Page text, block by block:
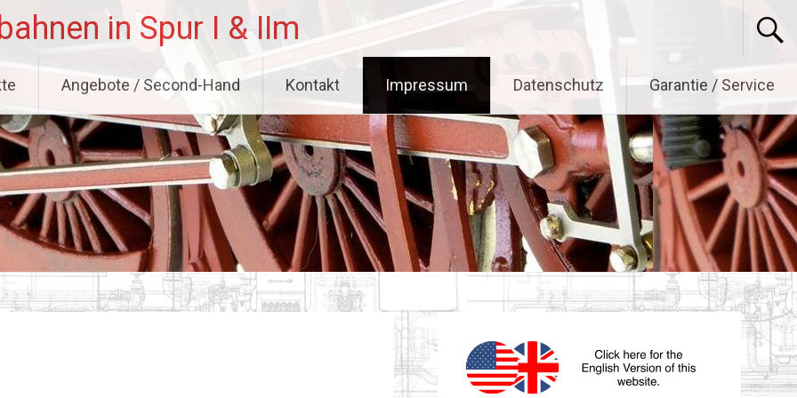
in Spur I & IIm
Angebote / Second-Hand Kontakt Impressum Datenschutz Garantie / Service